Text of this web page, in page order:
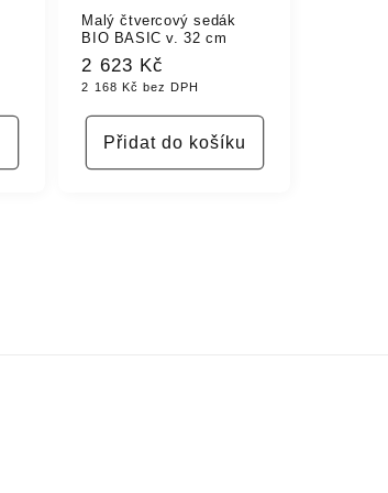
Malý čtvercový sedák
BIO BASIC v. 32 cm
Běžná
cena
2 623 Kč
2 168 Kč bez DPH
Přidat do košíku